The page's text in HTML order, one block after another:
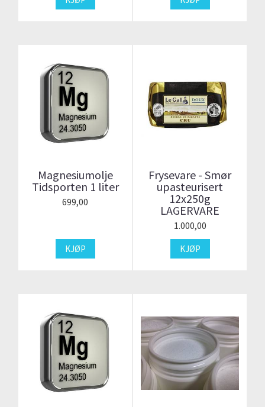
Magnesiumolje
Tidsporten 1 liter
699,00
KJØP
Frysevare - Smør
upasteurisert
12x250g
LAGERVARE
1.000,00
KJØP